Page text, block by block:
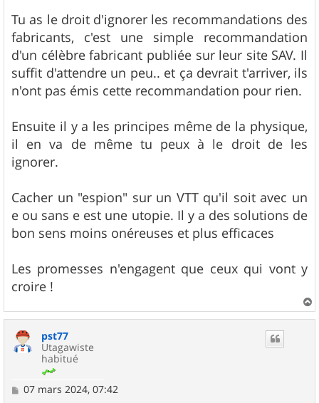
Tu as le droit d'ignorer les recommandations des
fabricants, c'est une simple recommandation
d'un célèbre fabricant publiée sur leur site SAV. Il
suffit d'attendre un peu.. et ça devrait t'arriver, ils
n'ont pas émis cette recommandation pour rien.
Ensuite il y a les principes même de la physique,
il en va de même tu peux à le droit de les
ignorer.
Cacher un "espion" sur un VTT qu'il soit avec un
e ou sans e est une utopie. Il y a des solutions de
bon sens moins onéreuses et plus efficaces
Les promesses n'engagent que ceux qui vont y
croire !
a
pst77
Utagawiste
habitué
M
07 mars 2024, 07:42